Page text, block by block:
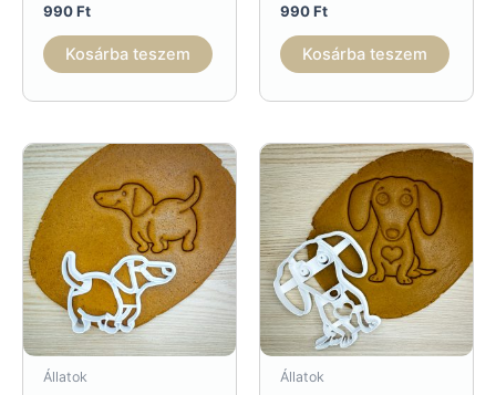
990Ft
Kosárba teszem
990Ft
Kosárba teszem
Állatok Állatok